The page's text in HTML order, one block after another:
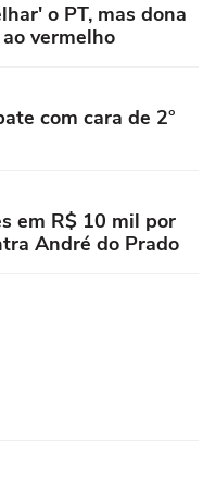
o PT, mas dona
vermelho
com cara de 2°
em R$ 10 mil por
André do Prado